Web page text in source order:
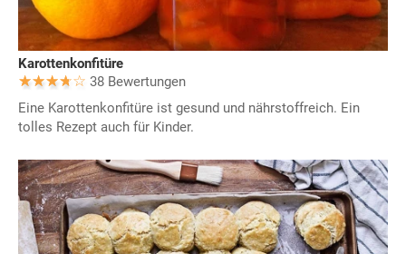
Karottenkonfitüre
38 Bewertungen
Eine Karottenkonfitüre ist gesund und nährstoffreich. Ein
tolles Rezept auch für Kinder.